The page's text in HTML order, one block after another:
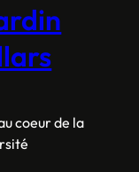
coeur de la